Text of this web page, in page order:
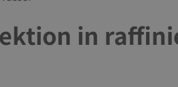
in